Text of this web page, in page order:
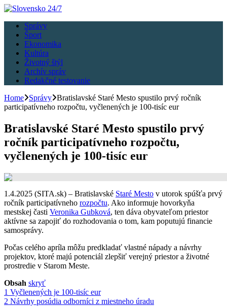
Správy
Šport
Ekonomika
Kultúra
Životný štýl
Archív správ
Redakčné testovanie
Home
Správy Bratislavské Staré Mesto spustilo prvý ročník
participatívneho rozpočtu, vyčlenených je 100-tisíc eur
Bratislavské Staré Mesto spustilo prvý
ročník participatívneho rozpočtu,
vyčlenených je 100-tisíc eur
1.4.2025 (SITA.sk) – Bratislavské Staré Mesto v utorok spúšťa prvý
ročník participatívneho rozpočtu. Ako informuje hovorkyňa
mestskej časti Veronika Gubková, ten dáva obyvateľom priestor
aktívne sa zapojiť do rozhodovania o tom, kam poputujú financie
samosprávy.
Počas celého apríla môžu predkladať vlastné nápady a návrhy
projektov, ktoré majú potenciál zlepšiť verejný priestor a životné
prostredie v Starom Meste.
Obsah skryť
1 Vyčlenených je 100-tisíc eur
2 Návrhy posúdia odborníci z miestneho úradu